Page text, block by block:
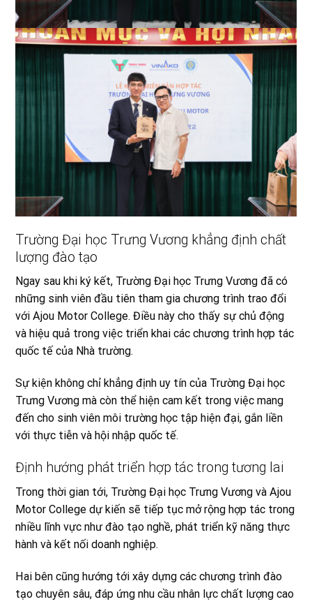
Trường Đại học Trưng Vương khẳng định chất
lượng đào tạo
Ngay sau khi ký kết, Trường Đại học Trưng Vương đã có
những sinh viên đầu tiên tham gia chương trình trao đổi
với Ajou Motor College. Điều này cho thấy sự chủ động
và hiệu quả trong việc triển khai các chương trình hợp tác
quốc tế của Nhà trường.
Sự kiện không chỉ khẳng định uy tín của Trường Đại học
Trưng Vương mà còn thể hiện cam kết trong việc mang
đến cho sinh viên môi trường học tập hiện đại, gắn liền
với thực tiễn và hội nhập quốc tế.
Định hướng phát triển hợp tác trong tương lai
Trong thời gian tới, Trường Đại học Trưng Vương và Ajou
Motor College dự kiến sẽ tiếp tục mở rộng hợp tác trong
nhiều lĩnh vực như đào tạo nghề, phát triển kỹ năng thực
hành và kết nối doanh nghiệp.
Hai bên cũng hướng tới xây dựng các chương trình đào
tạo chuyên sâu, đáp ứng nhu cầu nhân lực chất lượng cao